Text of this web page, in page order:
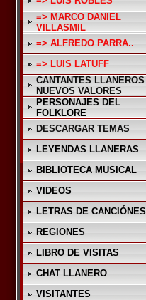
=> MARCO DANIEL
VILLASMIL
=> ALFREDO PARRA..
=> LUIS LATUFF
CANTANTES LLANEROS
NUEVOS VALORES
PERSONAJES DEL
FOLKLORE
DESCARGAR TEMAS
LEYENDAS LLANERAS
BIBLIOTECA MUSICAL
VIDEOS
LETRAS DE CANCIÓNES
REGIONES
LIBRO DE VISITAS
CHAT LLANERO
VISITANTES